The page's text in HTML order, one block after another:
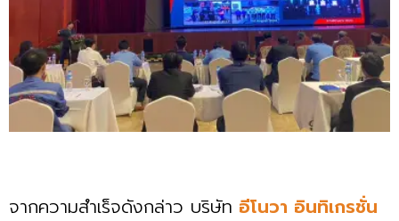
จากความสำเร็จดังกล่าว บริษัท อีโนวา อินทิเกรชั่น